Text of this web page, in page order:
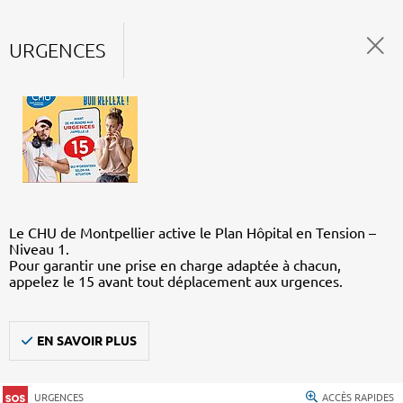
URGENCES
Le CHU de Montpellier active le Plan Hôpital en Tension –
Niveau 1.
Pour garantir une prise en charge adaptée à chacun,
appelez le 15 avant tout déplacement aux urgences.
EN SAVOIR PLUS
URGENCES ACCÈS RAPIDES